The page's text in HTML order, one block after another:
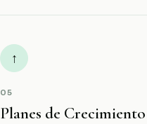
↑
05
Planes de Crecimiento